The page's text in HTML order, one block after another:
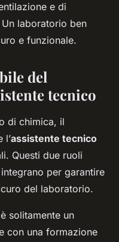
e di
laboratorio ben
e funzionale.
del
tecnico
di chimica, il
l’assistente tecnico
Questi due ruoli
per garantire
del laboratorio.
solitamente un
con una formazione